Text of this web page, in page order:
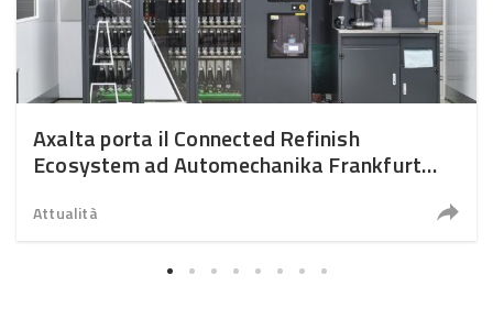
Axalta porta il Connected Refinish
Ecosystem ad Automechanika Frankfurt
Attualità